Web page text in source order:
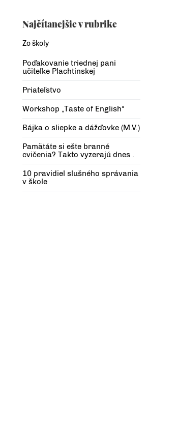
Najčítanejšie v rubrike
Zo školy
Poďakovanie triednej pani
učiteľke Plachtinskej
Priateľstvo
Workshop „Taste of English“
Bájka o sliepke a dážďovke (M.V.)
Pamätáte si ešte branné
cvičenia? Takto vyzerajú dnes .
10 pravidiel slušného správania
v škole